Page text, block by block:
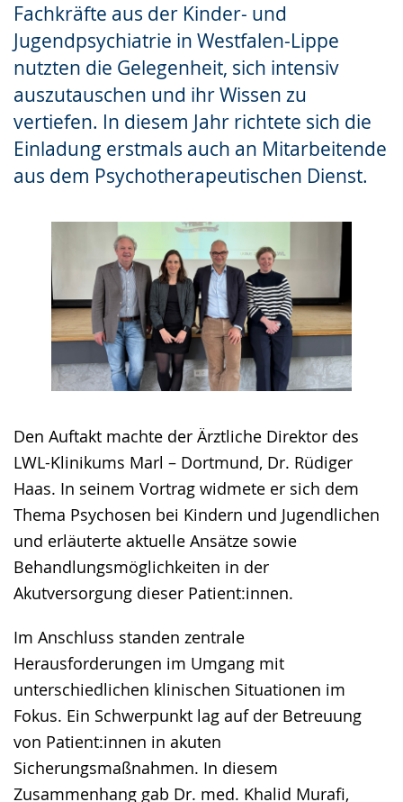
Fachkräfte aus der Kinder- und
Jugendpsychiatrie in Westfalen-Lippe
nutzten die Gelegenheit, sich intensiv
auszutauschen und ihr Wissen zu
vertiefen. In diesem Jahr richtete sich die
Einladung erstmals auch an Mitarbeitende
aus dem Psychotherapeutischen Dienst.
Den Auftakt machte der Ärztliche Direktor des
LWL-Klinikums Marl – Dortmund, Dr. Rüdiger
Haas. In seinem Vortrag widmete er sich dem
Thema Psychosen bei Kindern und Jugendlichen
und erläuterte aktuelle Ansätze sowie
Behandlungsmöglichkeiten in der
Akutversorgung dieser Patient:innen.
Im Anschluss standen zentrale
Herausforderungen im Umgang mit
unterschiedlichen klinischen Situationen im
Fokus. Ein Schwerpunkt lag auf der Betreuung
von Patient:innen in akuten
Sicherungsmaßnahmen. In diesem
Zusammenhang gab Dr. med. Khalid Murafi,